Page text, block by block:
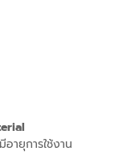
ายุการใช้งาน